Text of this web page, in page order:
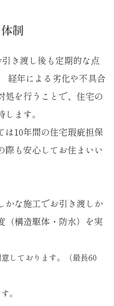
制
き渡し後も定期的な点
経年による劣化や不具合
処を行うことで、住宅の
ます。
は10年間の住宅瑕疵担保
際も安心してお住まいい
かな施工でお引き渡しか
（構造駆体・防水）を実
しております。（最長60
。